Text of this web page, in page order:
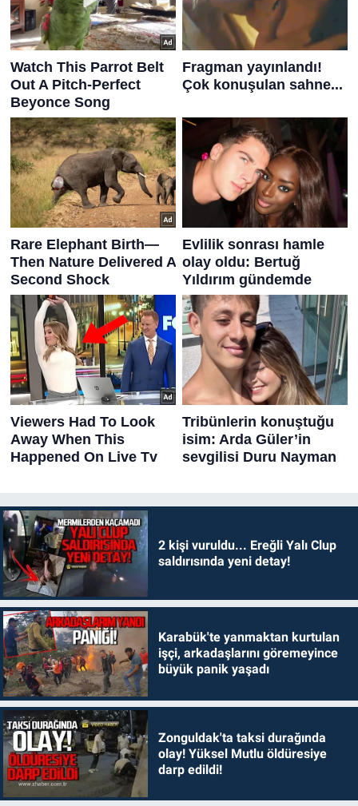
2 kişi vuruldu... Ereğli Yalı Clup
saldırısında yeni detay!
Karabük'te yanmaktan kurtulan
işçi, arkadaşlarını göremeyince
büyük panik yaşadı
Zonguldak'ta taksi durağında
olay! Yüksel Mutlu öldüresiye
darp edildi!